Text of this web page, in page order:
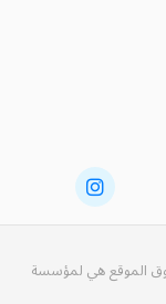
الموقع هي لمؤسسة